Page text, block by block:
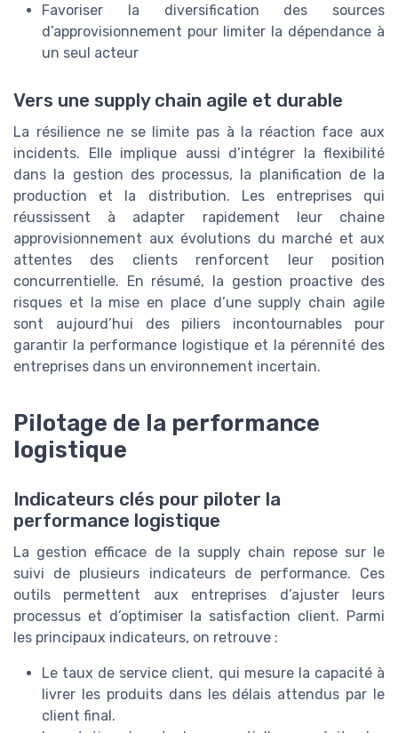
Favoriser la diversification des sources
d’approvisionnement pour limiter la dépendance à
un seul acteur
Vers une supply chain agile et durable
La résilience ne se limite pas à la réaction face aux
incidents. Elle implique aussi d’intégrer la flexibilité
dans la gestion des processus, la planification de la
production et la distribution. Les entreprises qui
réussissent à adapter rapidement leur chaine
approvisionnement aux évolutions du marché et aux
attentes des clients renforcent leur position
concurrentielle. En résumé, la gestion proactive des
risques et la mise en place d’une supply chain agile
sont aujourd’hui des piliers incontournables pour
garantir la performance logistique et la pérennité des
entreprises dans un environnement incertain.
Pilotage de la performance
logistique
Indicateurs clés pour piloter la
performance logistique
La gestion efficace de la supply chain repose sur le
suivi de plusieurs indicateurs de performance. Ces
outils permettent aux entreprises d’ajuster leurs
processus et d’optimiser la satisfaction client. Parmi
les principaux indicateurs, on retrouve :
Le taux de service client, qui mesure la capacité à
livrer les produits dans les délais attendus par le
client final.